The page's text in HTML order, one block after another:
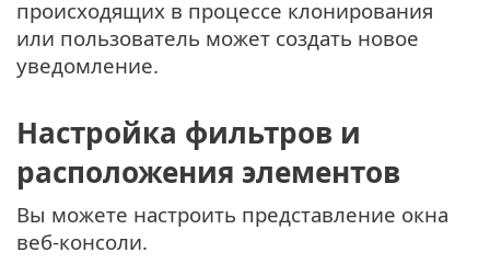
происходящих в процессе клонирования
или пользователь может создать новое
уведомление.
Настройка фильтров и
расположения элементов
Вы можете настроить представление окна
веб-консоли.